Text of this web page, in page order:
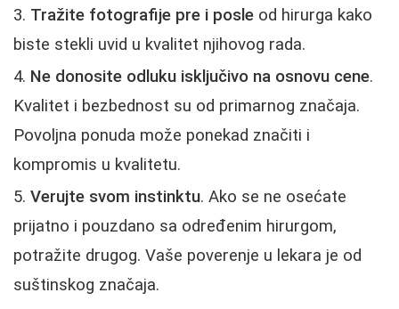
Tražite fotografije pre i posle od hirurga kako
biste stekli uvid u kvalitet njihovog rada.
Ne donosite odluku isključivo na osnovu cene.
Kvalitet i bezbednost su od primarnog značaja.
Povoljna ponuda može ponekad značiti i
kompromis u kvalitetu.
Verujte svom instinktu. Ako se ne osećate
prijatno i pouzdano sa određenim hirurgom,
potražite drugog. Vaše poverenje u lekara je od
suštinskog značaja.